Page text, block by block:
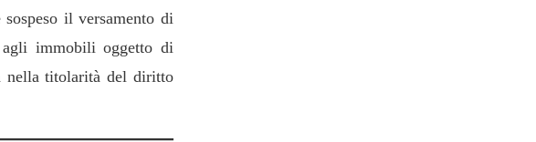
il versamento di
immobili oggetto di
nella titolarità del diritto